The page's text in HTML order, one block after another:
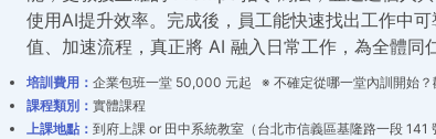
使用AI提升效率。完成後，員工能快速找出工作中
值、加速流程，真正將 AI 融入日常工作，為全體同
培訓費用： 企業包班一堂 50,000 元起 ※ 不確定從哪一堂內訓開始？
課程類別： 實體課程
上課地點： 到府上課 or 田中系統教室（台北市信義區基隆路一段 141